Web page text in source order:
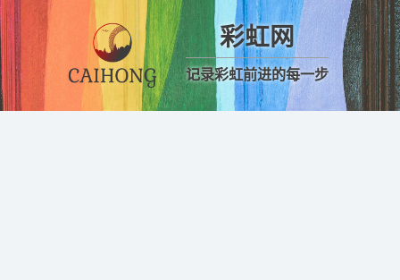
彩虹网
记录彩虹前进的每一步